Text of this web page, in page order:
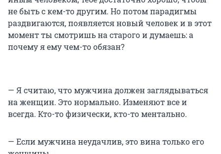
не быть с кем-то другим. Но потом парадигмы
раздвигаются, появляется новый человек и в этот
момент ты смотришь на старого и думаешь: а
почему я ему чем-то обязан?
— Я считаю, что мужчина должен заглядываться
на женщин. Это нормально. Изменяют все и
всегда. Кто-то физически, кто-то ментально.
— Если мужчина неудачлив, это вина только его